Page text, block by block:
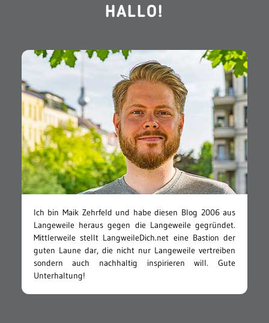
HALLO!
Ich bin Maik Zehrfeld und habe diesen Blog 2006 aus
Langeweile heraus gegen die Langeweile gegründet.
Mittlerweile stellt LangweileDich.net eine Bastion der
guten Laune dar, die nicht nur Langeweile vertreiben
sondern auch nachhaltig inspirieren will. Gute
Unterhaltung!